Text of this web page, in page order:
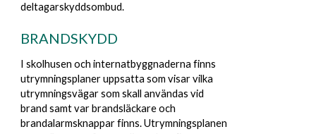
deltagarskyddsombud.
BRANDSKYDD
I skolhusen och internatbyggnaderna finns
utrymningsplaner uppsatta som visar vilka
utrymningsvägar som skall användas vid
brand samt var brandsläckare och
brandalarmsknappar finns. Utrymningsplanen